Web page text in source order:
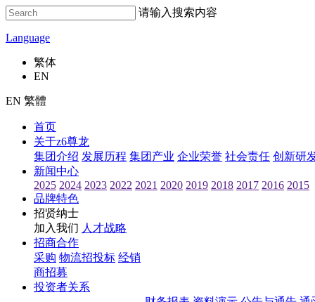
请输入搜索内容
Language
繁体
EN
EN 繁體
首页
关于z6尊龙
集团介绍 发展历程 集团产业 企业荣誉 社会责任 创新研
新闻中心
2025 2024 2023 2022 2021 2020 2019 2018 2017 2016 2015
品牌特色
招贤纳士
加入我们 人才战略
招商合作
采购 物流招投标 经销
商招募
投资者关系